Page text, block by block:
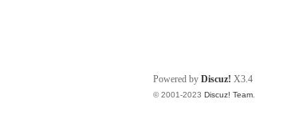
Powered by Discuz! X3.4
© 2001-2023 Discuz! Team